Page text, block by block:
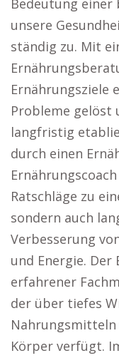
Bedeutung
unsere
ständig zu. Mit
Ernährungsziele
Probleme gelöst
langfristig
durch einen
Ratschläge zu
sondern auch
Verbesserung
und Energie.
erfahrener
der über tiefes
Nahrungsmitteln
Körper verfügt.